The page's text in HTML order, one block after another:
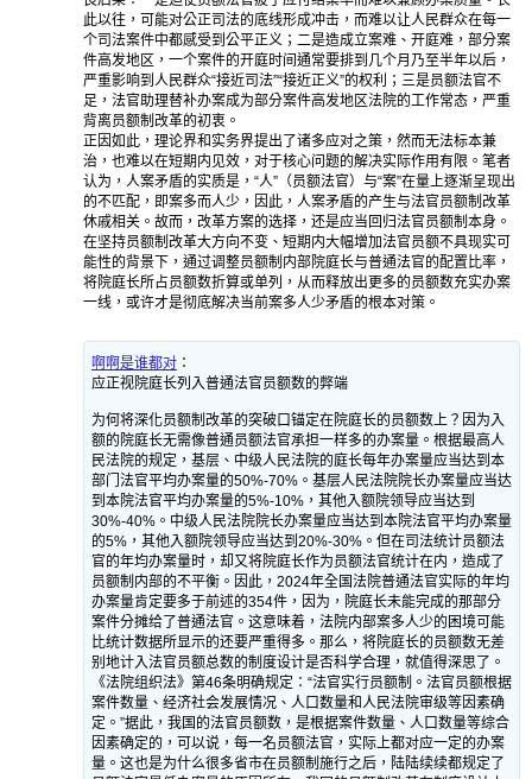
此以往，可能对公正司法的底线形成冲击，而难以让人民群众在每一
个司法案件中都感受到公平正义；二是造成立案难、开庭难，部分案
件高发地区，一个案件的开庭时间通常要排到几个月乃至半年以后，
严重影响到人民群众“接近司法”“接近正义”的权利；三是员额法官不
足，法官助理替补办案成为部分案件高发地区法院的工作常态，严重
背离员额制改革的初衷。
正因如此，理论界和实务界提出了诸多应对之策，然而无法标本兼
治，也难以在短期内见效，对于核心问题的解决实际作用有限。笔者
认为，人案矛盾的实质是，“人”（员额法官）与“案”在量上逐渐呈现出
的不匹配，即案多而人少，因此，人案矛盾的产生与法官员额制改革
休戚相关。故而，改革方案的选择，还是应当回归法官员额制本身。
在坚持员额制改革大方向不变、短期内大幅增加法官员额不具现实可
能性的背景下，通过调整员额制内部院庭长与普通法官的配置比率，
将院庭长所占员额数折算或单列，从而释放出更多的员额数充实办案
一线，或许才是彻底解决当前案多人少矛盾的根本对策。
啊啊是谁都对 ：
应正视院庭长列入普通法官员额数的弊端
为何将深化员额制改革的突破口锚定在院庭长的员额数上？因为入
额的院庭长无需像普通员额法官承担一样多的办案量。根据最高人
民法院的规定，基层、中级人民法院的庭长每年办案量应当达到本
部门法官平均办案量的50%-70%。基层人民法院院长办案量应当达
到本院法官平均办案量的5%-10%，其他入额院领导应当达到
30%-40%。中级人民法院院长办案量应当达到本院法官平均办案量
的5%，其他入额院领导应当达到20%-30%。但在司法统计员额法
官的年均办案量时，却又将院庭长作为员额法官统计在内，造成了
员额制内部的不平衡。因此，2024年全国法院普通法官实际的年均
办案量肯定要多于前述的354件，因为，院庭长未能完成的那部分
案件分摊给了普通法官。这意味着，法院内部案多人少的困境可能
比统计数据所显示的还要严重得多。那么，将院庭长的员额数无差
别地计入法官员额总数的制度设计是否科学合理，就值得深思了。
《法院组织法》第46条明确规定：“法官实行员额制。法官员额根据
案件数量、经济社会发展情况、人口数量和人民法院审级等因素确
定。”据此，我国的法官员额数，是根据案件数量、人口数量等综合
因素确定的，可以说，每一名员额法官，实际上都对应一定的办案
量。这也是为什么很多省市在员额制施行之后，陆陆续续都规定了